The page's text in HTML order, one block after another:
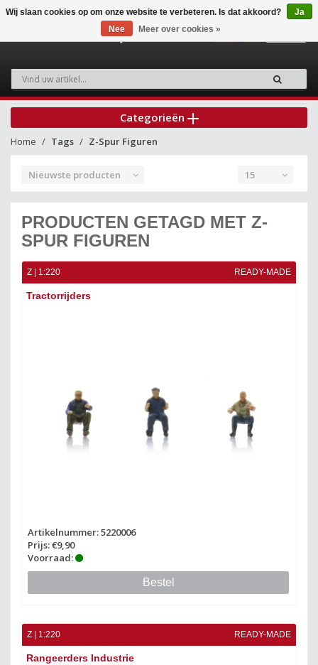
Categorieën
Home Tags Z-Spur Figuren
Nieuwste producten 15
PRODUCTEN GETAGD MET Z-
SPUR FIGUREN
Z | 1:220 READY-MADE
Tractorrijders
Artikelnummer: 5220006
Prijs: €9,90
Voorraad:
Bestel
Z | 1:220 READY-MADE
Rangeerders Industrie
Wij slaan cookies op om onze website te verbeteren. Is dat akkoord?
Ja
Nee
Meer over cookies »